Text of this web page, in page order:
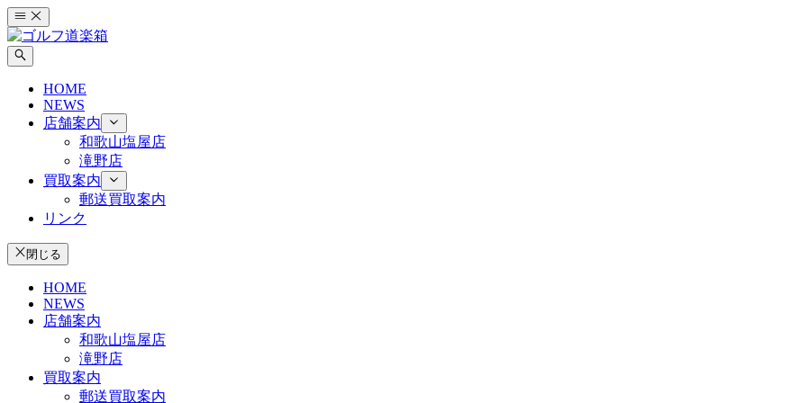
コ
ン
テ
ン
HOME
NEWS
店舗案内
和歌山塩屋店
滝野店
買取案内
郵送買取案内
リンク
閉じる
HOME
NEWS
店舗案内
和歌山塩屋店
滝野店
買取案内
郵送買取案内